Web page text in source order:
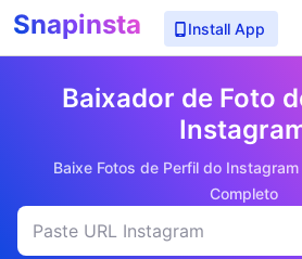
Snapinsta Install App
Baixador de Foto
Baixe Fotos de Perfil do
Completo